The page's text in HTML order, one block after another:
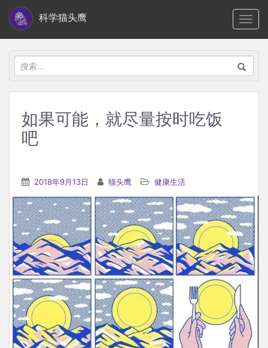
i
科学猫头鹰
搜
索：
如果可能，就尽量按时吃饭
吧
2018年9月13日 猫头鹰 健康生活